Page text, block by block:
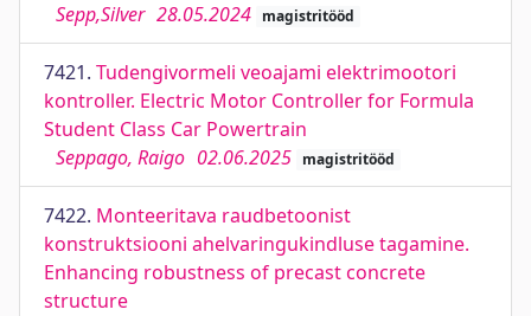
Sepp,Silver 28.05.2024 magistritööd
7421. Tudengivormeli veoajami elektrimootori
kontroller. Electric Motor Controller for Formula
Student Class Car Powertrain
Seppago, Raigo 02.06.2025 magistritööd
7422. Monteeritava raudbetoonist
konstruktsiooni ahelvaringukindluse tagamine.
Enhancing robustness of precast concrete
structure